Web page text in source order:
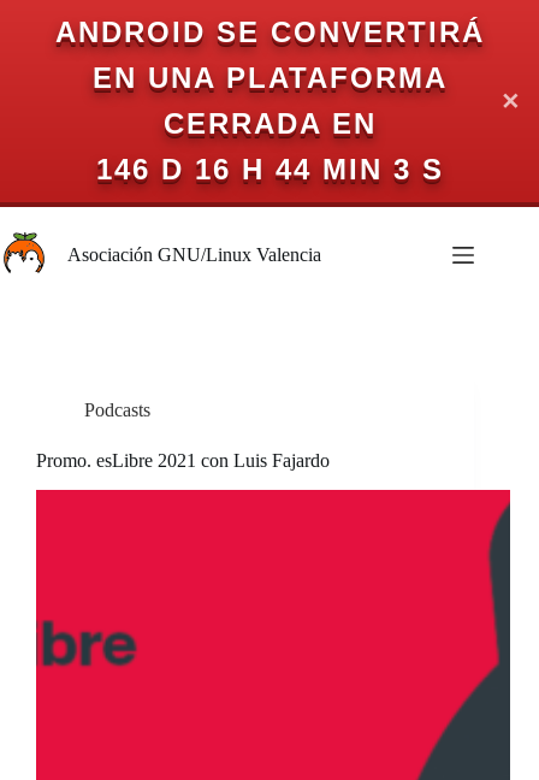
ANDROID SE CONVERTIRÁ
EN UNA PLATAFORMA
CERRADA EN
146 D 16 H 44 MIN 3 S
✕
al
contenidoAsociación GNU/Linux Valencia
Podcasts
Promo. esLibre 2021 con Luis Fajardo